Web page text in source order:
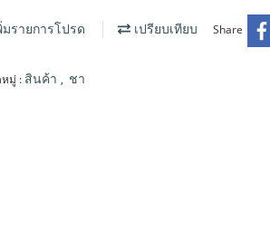
มรายการโปรด เปรียบเทียบ Share
มู่ : สินค้า , ชา